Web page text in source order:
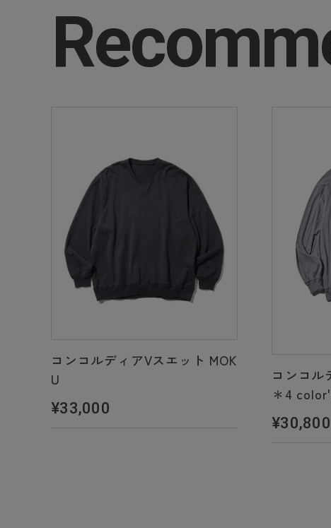
コンコルディアVスエット MOK
U
¥33,000
コンコル
＊4
¥30,800